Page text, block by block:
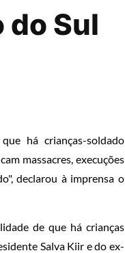
Sul
há crianças-soldado
massacres, execuções
declarou à imprensa o
de que há crianças
Salva Kiir e do ex-